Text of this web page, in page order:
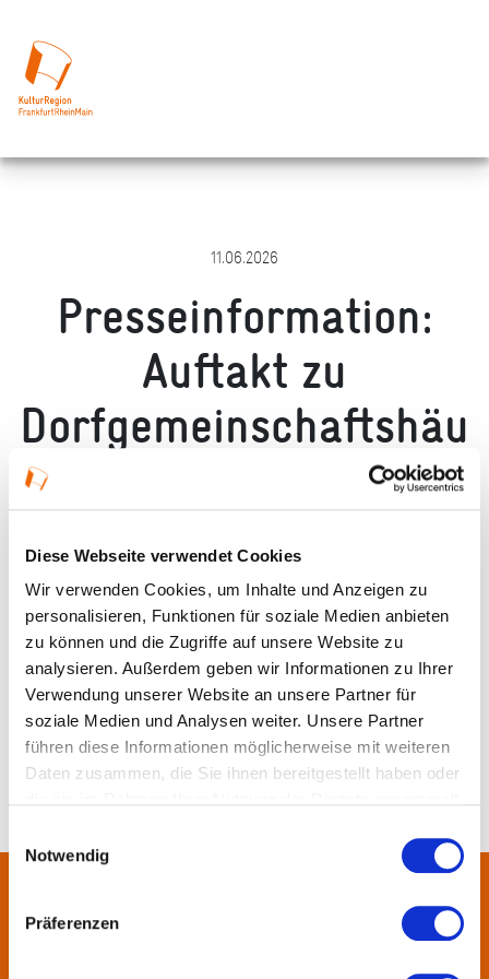
Diese Webseite verwendet Cookies
Wir verwenden Cookies, um Inhalte und Anzeigen zu
personalisieren, Funktionen für soziale Medien anbieten
zu können und die Zugriffe auf unsere Website zu
analysieren. Außerdem geben wir Informationen zu Ihrer
Verwendung unserer Website an unsere Partner für
soziale Medien und Analysen weiter. Unsere Partner
führen diese Informationen möglicherweise mit weiteren
Daten zusammen, die Sie ihnen bereitgestellt haben oder
Notwendig
Präferenzen
11.06.2026
Presseinformation:
Auftakt zu
Dorfgemeinschaftshäu
Demokratiegeschichte
in Hanau Mittelbuchen
Merken Teilen Empfehlen
Über uns
In der Metropolregion FrankfurtRheinMain haben sich rund 50